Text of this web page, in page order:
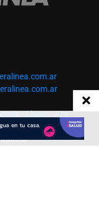
- Chaco - Arg
©